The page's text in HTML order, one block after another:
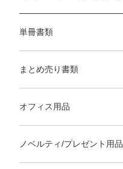
単冊書類
まとめ売り書類
オフィス用品
ノベルティ/プレゼント用品